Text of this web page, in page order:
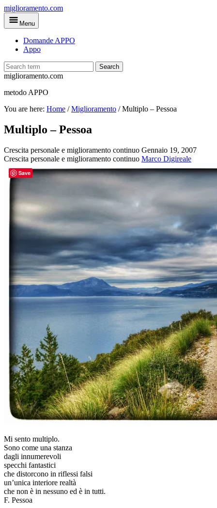
Skip
to
main
miglioramento.com
Menu
Domande APPO
Appo
Search
miglioramento.com
metodo APPO
You are here: Home /Miglioramento /Multiplo – Pessoa
Multiplo – Pessoa
Crescita personale e miglioramento continuo Gennaio 19, 2007
Crescita personale e miglioramento continuo Marco Digireale
Mi sento multiplo.
Sono come una stanza
dagli innumerevoli
specchi fantastici
che distorcono in riflessi falsi
un’unica interiore realtà
che non è in nessuno ed è in tutti.
F. Pessoa
Save